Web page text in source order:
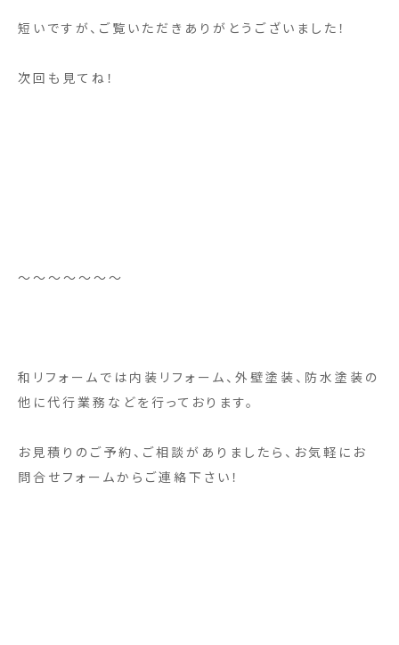
短いですが、ご覧いただきありがとうございました！
次回も見てね！
～～～～～～～
和リフォームでは内装リフォーム、外壁塗装、防水塗装の
他に代行業務などを行っております。
お見積りのご予約、ご相談がありましたら、お気軽にお
問合せフォームからご連絡下さい！